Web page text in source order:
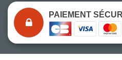
PAIEMENT